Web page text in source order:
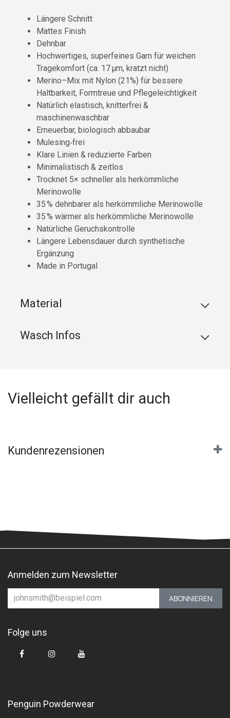
Längere Schnitt
Mattes Finish
Dehnbar
Hochwertiges, superfeines Garn für weichen
Tragekomfort (ca. 17 µm, kratzt nicht)
Merino–Mix mit Nylon (21%) für bessere
Haltbarkeit, Formtreue und Pflegeleichtigkeit
Natürlich elastisch, knitterfrei &
maschinenwaschbar
Erneuerbar, biologisch abbaubar
Mulesing‑frei
Klare Linien & reduzierte Farben
Minimalistisch & zeitlos
Trocknet 5× schneller als herkömmliche
Merinowolle
35 % dehnbarer als herkömmliche Merinowolle
35 % wärmer als herkömmliche Merinowolle
Natürliche Geruchskontrolle
Längere Lebensdauer durch synthetische
Ergänzung
Made in Portugal
Material
Wasch Infos
Vielleicht gefällt dir auch
Kundenrezensionen
Anmelden zum Newsletter
ABONNIEREN
Folge uns
Penguin Powderwear